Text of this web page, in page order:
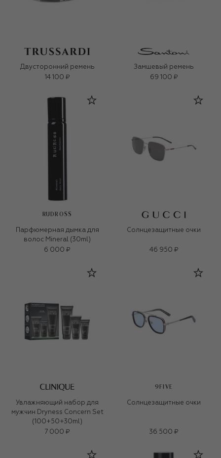
Двусторонний ремень
14 100 ₽
Замшевый ремень
69 100 ₽
RUDROSS
Парфюмерная дымка для
волос Mineral (30ml)
6 000 ₽
Солнцезащитные очки
46 950 ₽
Увлажняющий набор для
мужчин Dryness Concern Set
(100+50+30ml)
7 000 ₽
9FIVE
Солнцезащитные очки
36 500 ₽